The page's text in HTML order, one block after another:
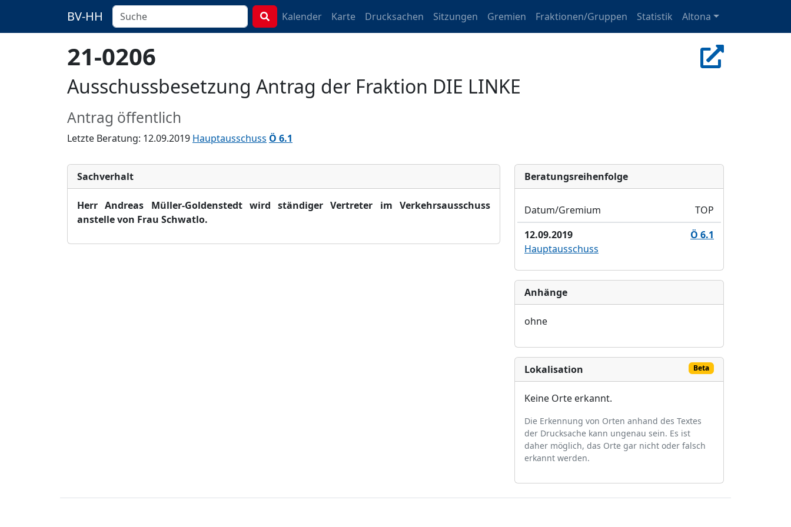
BV-HH Kalender Karte Drucksachen Sitzungen Gremien Fraktionen/Gruppen Statistik Altona
21-0206
Ausschussbesetzung Antrag der Fraktion DIE LINKE
Antrag öffentlich
Letzte Beratung: 12.09.2019 Hauptausschuss Ö 6.1
Sachverhalt
Herr Andreas Müller-Goldenstedt wird ständiger Vertreter im Verkehrsausschuss
anstelle von Frau Schwatlo.
Bera­tungs­reihen­folge
Datum/Gremium
TOP
12.09.2019
Ö 6.1
Hauptausschuss
Anhänge
ohne
Lokalisation Beta
Keine Orte erkannt.
Die Erkennung von Orten anhand des Textes
der Drucksache kann ungenau sein. Es ist
daher möglich, das Orte gar nicht oder falsch
erkannt werden.